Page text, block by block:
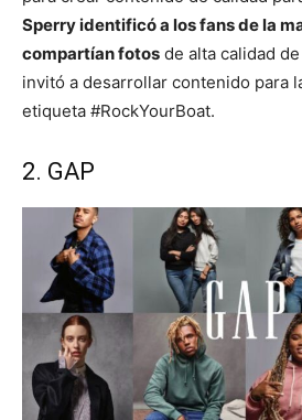
Sperry identificó a los fans de la
compartían fotos de alta calidad
invitó a desarrollar contenido para
etiqueta #RockYourBoat.
2. GAP